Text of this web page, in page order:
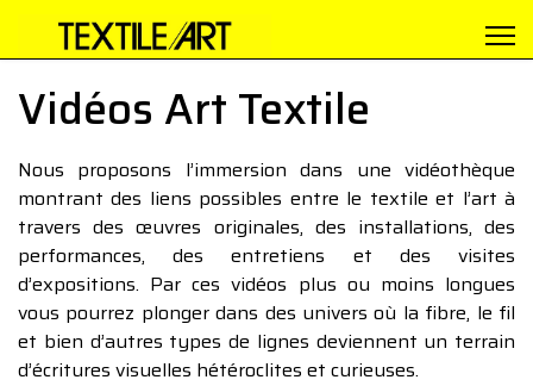
Vidéos Art Textile
Nous proposons l’immersion dans une vidéothèque
montrant des liens possibles entre le textile et l’art à
travers des œuvres originales, des installations, des
performances, des entretiens et des visites
d’expositions. Par ces vidéos plus ou moins longues
vous pourrez plonger dans des univers où la fibre, le fil
et bien d’autres types de lignes deviennent un terrain
d’écritures visuelles hétéroclites et curieuses.